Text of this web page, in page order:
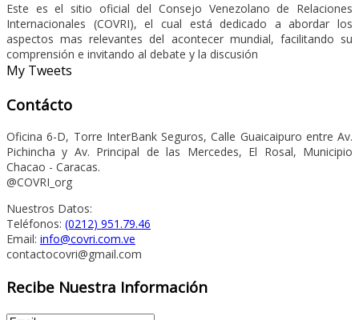
Este es el sitio oficial del Consejo Venezolano de Relaciones
Internacionales (COVRI), el cual está dedicado a abordar los
aspectos mas relevantes del acontecer mundial, facilitando su
comprensión e invitando al debate y la discusión
My Tweets
Contácto
Oficina 6-D, Torre InterBank Seguros, Calle Guaicaipuro entre Av.
Pichincha y Av. Principal de las Mercedes, El Rosal, Municipio
Chacao - Caracas.
@COVRI_org
Nuestros Datos:
Teléfonos: (0212) 951.79.46
Email: info@covri.com.ve
contactocovri@gmail.com
Recibe Nuestra Información